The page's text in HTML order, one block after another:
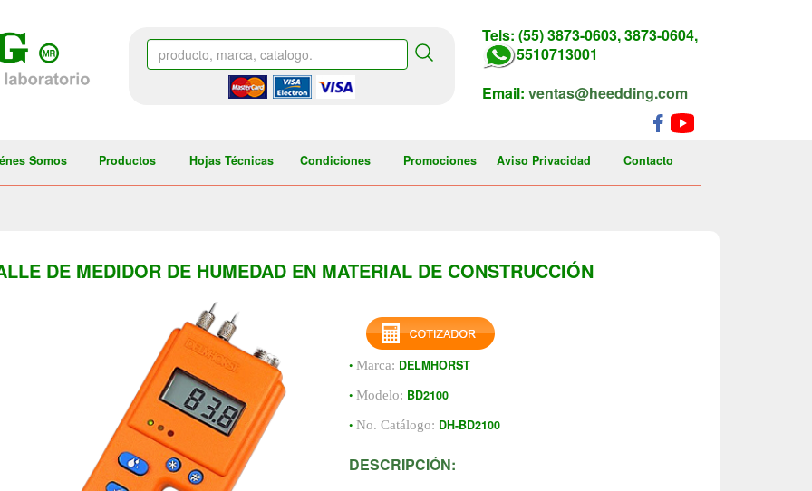
Tels: (55) 3873-0603, 3873-0604,
5510713001
Email: ventas@heedding.com
Somos Productos Hojas Técnicas Condiciones Promociones Aviso Privacidad Contacto
DE MEDIDOR DE HUMEDAD EN MATERIAL DE CONSTRUCCIÓN
•Marca: DELMHORST
•Modelo: BD2100
•No. Catálogo: DH-BD2100
DESCRIPCIÓN: